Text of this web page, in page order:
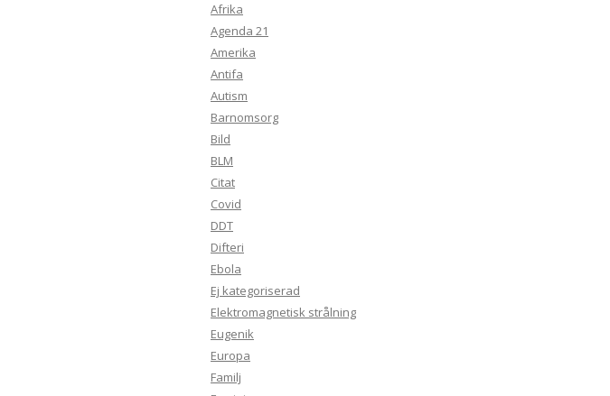
Afrika
Agenda 21
Amerika
Antifa
Autism
Barnomsorg
Bild
BLM
Citat
Covid
DDT
Difteri
Ebola
Ej kategoriserad
Elektromagnetisk strålning
Eugenik
Europa
Familj